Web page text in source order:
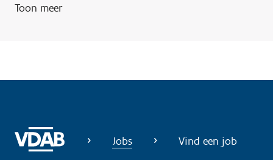
Toon meer
Jobs Vind een job